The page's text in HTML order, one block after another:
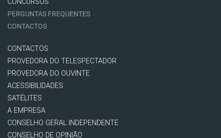
CONCURSOS
PERGUNTAS FREQUENTES
CONTACTOS
CONTACTOS
PROVEDORA DO TELESPECTADOR
PROVEDORA DO OUVINTE
ACESSIBILIDADES
SATÉLITES
A EMPRESA
CONSELHO GERAL INDEPENDENTE
CONSELHO DE OPINIÃO